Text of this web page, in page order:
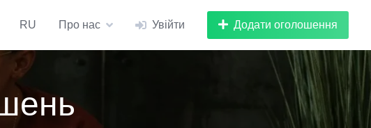
RU Про нас Увійти Додати оголошення